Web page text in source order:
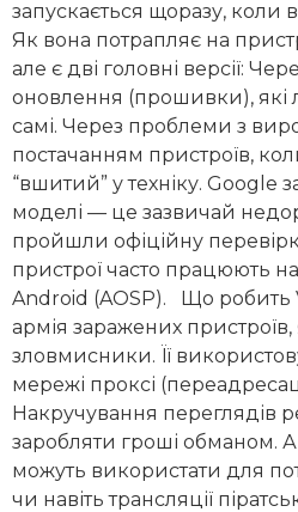
запускається щоразу, коли
Як вона потрапляє на
але є дві головні версії:
оновлення (прошивки),
самі. Через проблеми з
постачанням пристроїв,
“вшитий” у техніку. Google
моделі — це зазвичай
пройшли офіційну
пристрої часто працюють
Android (AOSP). Що робить
армія заражених
зловмисники. Її
мережі проксі
Накручування переглядів
заробляти гроші обманом.
можуть використати для
чи навіть трансляції